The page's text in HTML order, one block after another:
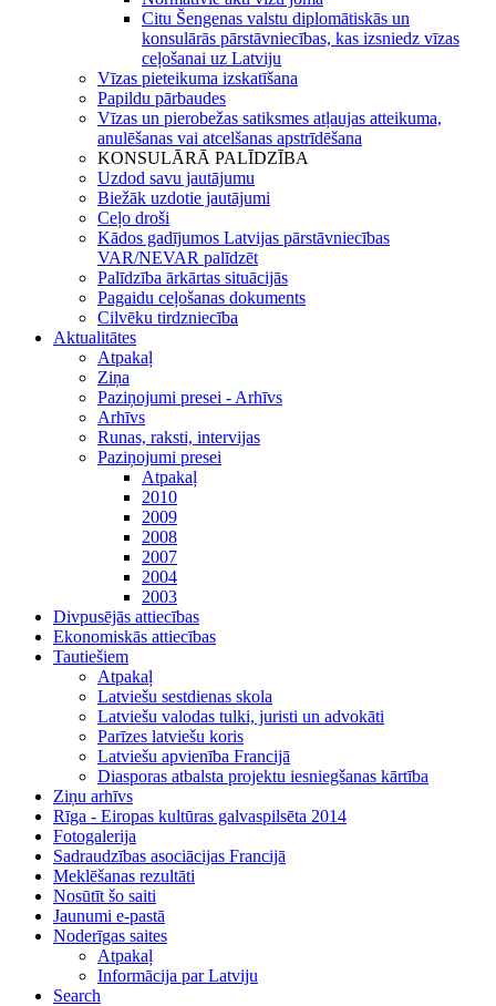
Citu Šengenas valstu diplomātiskās un
konsulārās pārstāvniecības, kas izsniedz vīzas
ceļošanai uz Latviju
Vīzas pieteikuma izskatīšana
Papildu pārbaudes
Vīzas un pierobežas satiksmes atļaujas atteikuma,
anulēšanas vai atcelšanas apstrīdēšana
KONSULĀRĀ PALĪDZĪBA
Uzdod savu jautājumu
Biežāk uzdotie jautājumi
Ceļo droši
Kādos gadījumos Latvijas pārstāvniecības
VAR/NEVAR palīdzēt
Palīdzība ārkārtas situācijās
Pagaidu ceļošanas dokuments
Cilvēku tirdzniecība
Aktualitātes
Atpakaļ
Ziņa
Paziņojumi presei - Arhīvs
Arhīvs
Runas, raksti, intervijas
Paziņojumi presei
Atpakaļ
2010
2009
2008
2007
2004
2003
Divpusējās attiecības
Ekonomiskās attiecības
Tautiešiem
Atpakaļ
Latviešu sestdienas skola
Latviešu valodas tulki, juristi un advokāti
Parīzes latviešu koris
Latviešu apvienība Francijā
Diasporas atbalsta projektu iesniegšanas kārtība
Ziņu arhīvs
Rīga - Eiropas kultūras galvaspilsēta 2014
Fotogalerija
Sadraudzības asociācijas Francijā
Meklēšanas rezultāti
Nosūtīt šo saiti
Jaunumi e-pastā
Noderīgas saites
Atpakaļ
Informācija par Latviju
Search